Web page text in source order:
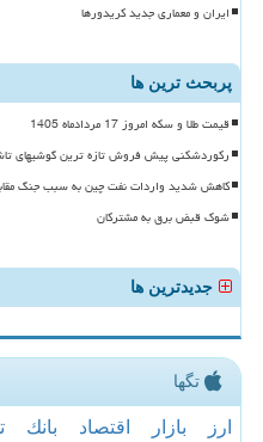
ایران و معماری جدید کریدورها
پربحث ترین ها
قیمت طلا و سکه امروز 17 مردادماه 1405
رکوردشکنی پیش فروش تازه ترین گوشیهای
کاهش شدید واردات نفت چین به سبب جنگ
شوک قبض برق به مشترکان
جدیدترین ها
تگها
ارز بازار اقتصاد بانك